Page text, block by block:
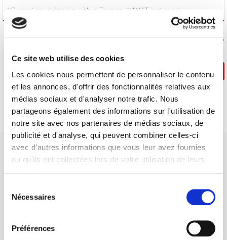
Ce site web utilise des cookies
Les cookies nous permettent de personnaliser le contenu
et les annonces, d'offrir des fonctionnalités relatives aux
médias sociaux et d'analyser notre trafic. Nous
partageons également des informations sur l'utilisation de
notre site avec nos partenaires de médias sociaux, de
publicité et d'analyse, qui peuvent combiner celles-ci
avec d'autres informations que vous leur avez fournies
ou qu'ils ont collectées lors de votre utilisation de leurs
Nécessaires
Préférences
*Based on shipping within France. **VAT included.
I accept theConditions of Sale: Yes
Continue shopping Proceed to checkout
SCIENCES PO UNIVERSITY PRESS has a threefold role: to publish
original research, to edit reference works for student use, and to